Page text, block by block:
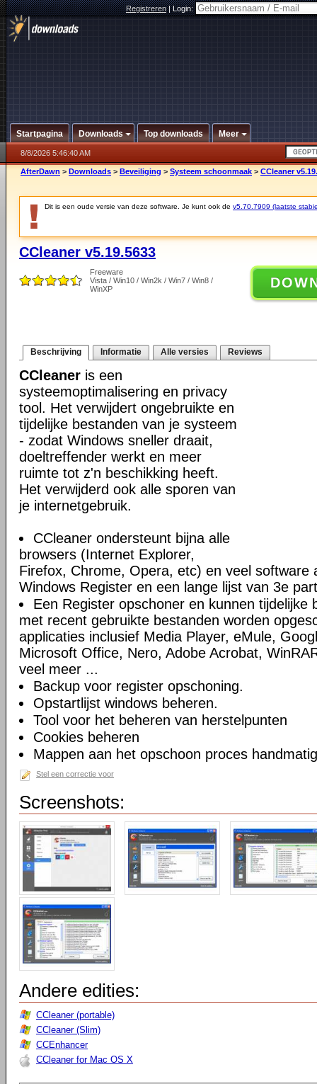
Registreren|Login:
Startpagina Downloads Top downloads Meer
8/8/2026 5:46:40 AM
AfterDawn > Downloads > Beveiliging > Systeem schoonmaak > CCleaner
Dit is een oude versie van deze software. Je kunt ook de v5.70.7909 (laatste
CCleaner v5.19.5633
Freeware
Vista / Win10 / Win2k / Win7 / Win8 /
WinXP
Beschrijving Informatie Alle versies Reviews
CCleaner is een
systeemoptimalisering en privacy
tool. Het verwijdert ongebruikte en
tijdelijke bestanden van je systeem
- zodat Windows sneller draait,
doeltreffender werkt en meer
ruimte tot z'n beschikking heeft.
Het verwijderd ook alle sporen van
je internetgebruik.
CCleaner ondersteunt bijna alle
browsers (Internet Explorer,
Firefox, Chrome, Opera, etc) en veel software
Windows Register en een lange lijst van 3e
Een Register opschoner en kunnen tijdelijke
met recent gebruikte bestanden worden
applicaties inclusief Media Player, eMule,
Microsoft Office, Nero, Adobe Acrobat,
veel meer ...
Backup voor register opschoning.
Opstartlijst windows beheren.
Tool voor het beheren van herstelpunten
Cookies beheren
Mappen aan het opschoon proces
Stel een correctie voor
Screenshots:
Andere edities:
CCleaner (portable)
CCleaner (Slim)
CCEnhancer
CCleaner for Mac OS X